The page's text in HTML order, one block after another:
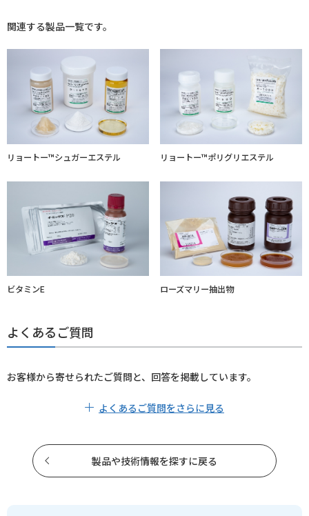
関連する製品一覧です。
リョートー™シュガーエステル リョートー™ポリグリエステル
ビタミンE ローズマリー抽出物
よくあるご質問
お客様から寄せられたご質問と、回答を掲載しています。
よくあるご質問をさらに見る
製品や技術情報を探すに戻る